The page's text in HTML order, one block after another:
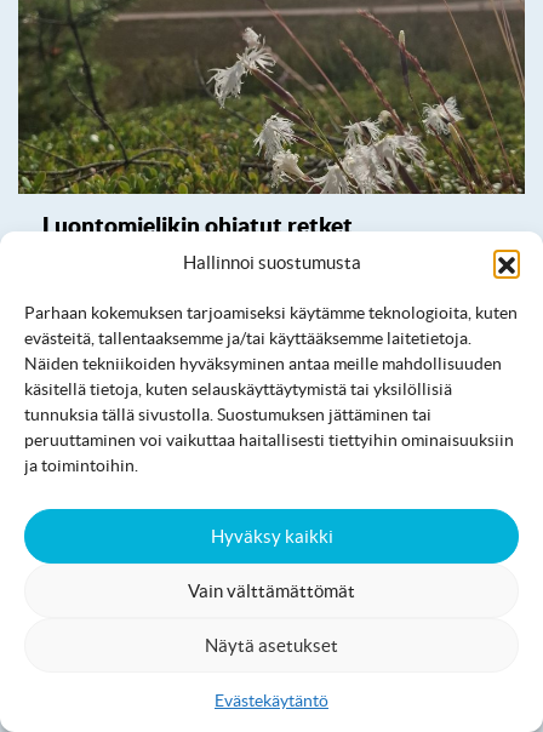
Hallinnoi suostumusta
Parhaan kokemuksen tarjoamiseksi käytämme teknologioita, kuten
evästeitä, tallentaaksemme ja/tai käyttääksemme laitetietoja.
Näiden tekniikoiden hyväksyminen antaa meille mahdollisuuden
käsitellä tietoja, kuten selauskäyttäytymistä tai yksilöllisiä
tunnuksia tällä sivustolla. Suostumuksen jättäminen tai
peruuttaminen voi vaikuttaa haitallisesti tiettyihin ominaisuuksiin
ja toimintoihin.
Hyväksy kaikki
Vain välttämättömät
Näytä asetukset
Evästekäytäntö
Luontomielikin ohjatut retket
Marjastus ja sienestys